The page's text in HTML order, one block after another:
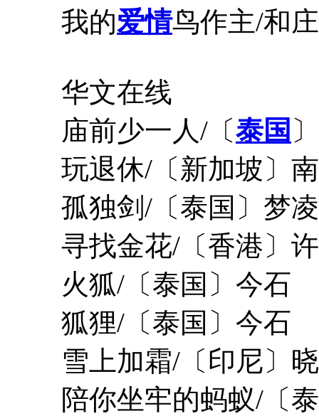
我的爱情鸟作主/和庄
华文在线
庙前少一人/〔泰国
玩退休/〔新加坡〕
孤独剑/〔泰国〕梦凌
寻找金花/〔香港〕许
火狐/〔泰国〕今石
狐狸/〔泰国〕今石
雪上加霜/〔印尼〕
陪你坐牢的蚂蚁/〔泰